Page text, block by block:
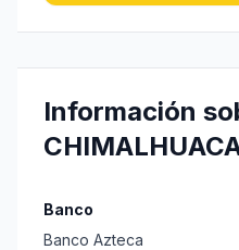
Información
Banco
Banco Azteca